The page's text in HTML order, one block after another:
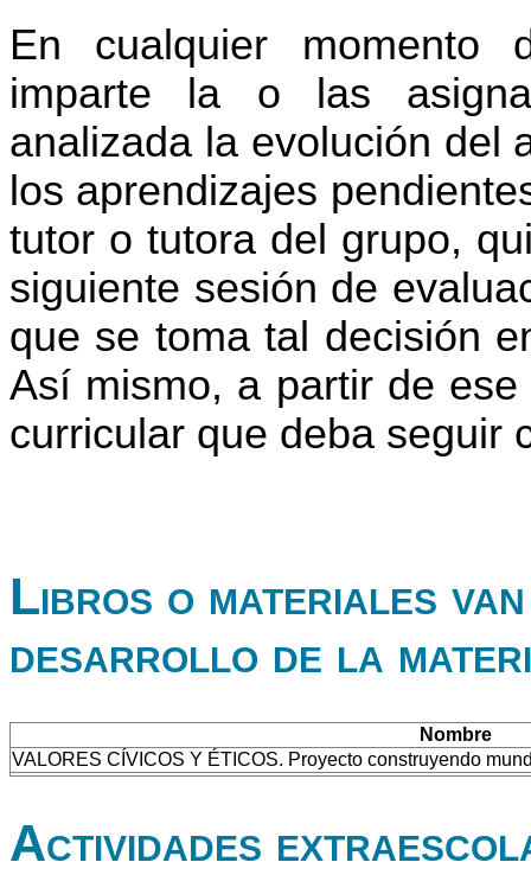
En cualquier momento
imparte la o las
analizada la evolución del
los aprendizajes
tutor o tutora del grupo,
siguiente sesión de
que se toma tal decisión
Así mismo, a partir de
curricular que deba seguir
Libros o materiales
desarrollo de la
Nombre
VALORES CÍVICOS Y ÉTICOS. Proyecto construyendo
Actividades